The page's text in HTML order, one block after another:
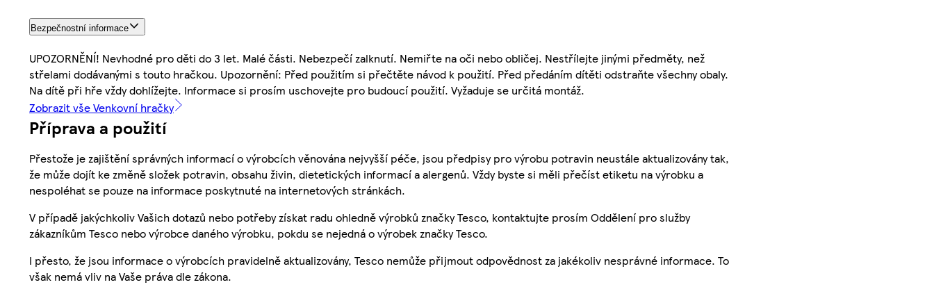
Bezpečnostní informace
UPOZORNĚNÍ! Nevhodné pro děti do 3 let. Malé části. Nebezpečí zalknutí. Nemiřte na oči nebo obličej. Nestřílejte jinými předměty, než
střelami dodávanými s touto hračkou. Upozornění: Před použitím si přečtěte návod k použití. Před předáním dítěti odstraňte všechny obaly.
Na dítě při hře vždy dohlížejte. Informace si prosím uschovejte pro budoucí použití. Vyžaduje se určitá montáž.
Zobrazit vše Venkovní hračky
Příprava a použití
Přestože je zajištění správných informací o výrobcích věnována nejvyšší péče, jsou předpisy pro výrobu potravin neustále aktualizovány tak,
že může dojít ke změně složek potravin, obsahu živin, dietetických informací a alergenů. Vždy byste si měli přečíst etiketu na výrobku a
nespoléhat se pouze na informace poskytnuté na internetových stránkách.
V případě jakýchkoliv Vašich dotazů nebo potřeby získat radu ohledně výrobků značky Tesco, kontaktujte prosím Oddělení pro služby
zákazníkům Tesco nebo výrobce daného výrobku, pokdu se nejedná o výrobek značky Tesco.
I přesto, že jsou informace o výrobcích pravidelně aktualizovány, Tesco nemůže přijmout odpovědnost za jakékoliv nesprávné informace. To
však nemá vliv na Vaše práva dle zákona.